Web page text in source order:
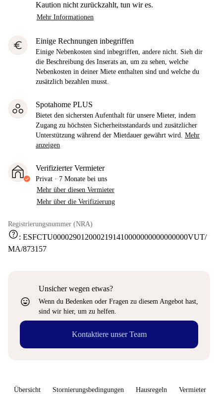
Kaution nicht zurückzahlt, tun wir es.
Mehr Informationen
euro Einige Rechnungen inbegriffen
Einige Nebenkosten sind inbegriffen, andere nicht. Sieh dir
die Beschreibung des Inserats an, um zu sehen, welche
Nebenkosten in deiner Miete enthalten sind und welche du
zusätzlich bezahlen musst.
Spotahome PLUS
Bietet den sichersten Aufenthalt für unsere Mieter, indem
Zugang zu höchsten Sicherheitsstandards und zusätzlicher
Unterstützung während der Mietdauer gewährt wird. Mehr
anzeigen
Verifizierter Vermieter
Privat · 7 Monate bei uns
Mehr über diesen Vermieter
Mehr über die Verifizierung
Registrierungsnummer (NRA)
help: ESFCTU0000290120002191410000000000000000VUT/
MA/873157
sentiment_very_satisfied
Unsicher wegen etwas?
Wenn du Bedenken oder Fragen zu diesem Angebot hast,
sind wir hier, um zu helfen.
Kontaktiere unser Team
Übersicht Stornierungsbedingungen Hausregeln Vermieter